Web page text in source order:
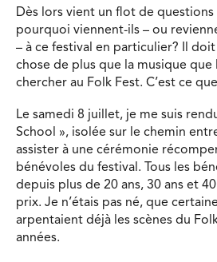
Dès lors vient un flot de
pourquoi viennent-ils – ou
– à ce festival en particulier? Il
chose de plus que la musique que
chercher au Folk Fest. C’est ce
Le samedi 8 juillet, je me suis
School », isolée sur le chemin
assister à une cérémonie
bénévoles du festival. Tous les
depuis plus de 20 ans, 30 ans et
prix. Je n’étais pas né, que
arpentaient déjà les scènes du
années.